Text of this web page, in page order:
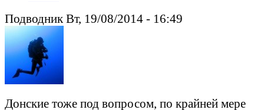
Подводник Вт, 19/08/2014 - 16:49
Донские тоже под вопросом, по крайней мере